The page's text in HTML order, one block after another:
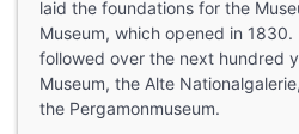
laid the foundations for the
Museum, which opened in 1830.
followed over the next hundred
Museum, the Alte
the Pergamonmuseum.